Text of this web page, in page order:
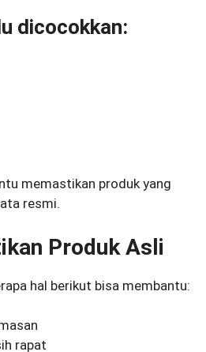
dicocokkan:
memastikan produk yang
resmi.
Produk Asli
hal berikut bisa membantu:
rapat